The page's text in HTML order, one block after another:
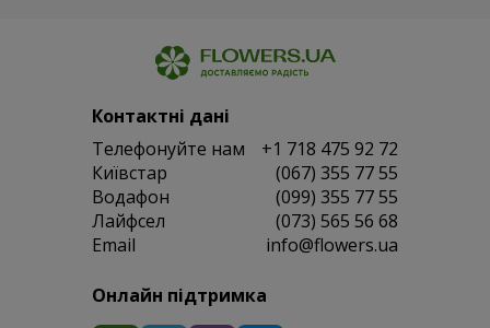
Контактні дані
Телефонуйте нам
+1 718 475 92 72
Київстар
(067) 355 77 55
Водафон
(099) 355 77 55
Лайфсел
(073) 565 56 68
Email
info@flowers.ua
Онлайн підтримка